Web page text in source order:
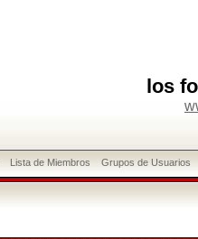
los
Lista de Miembros Grupos de Usuarios